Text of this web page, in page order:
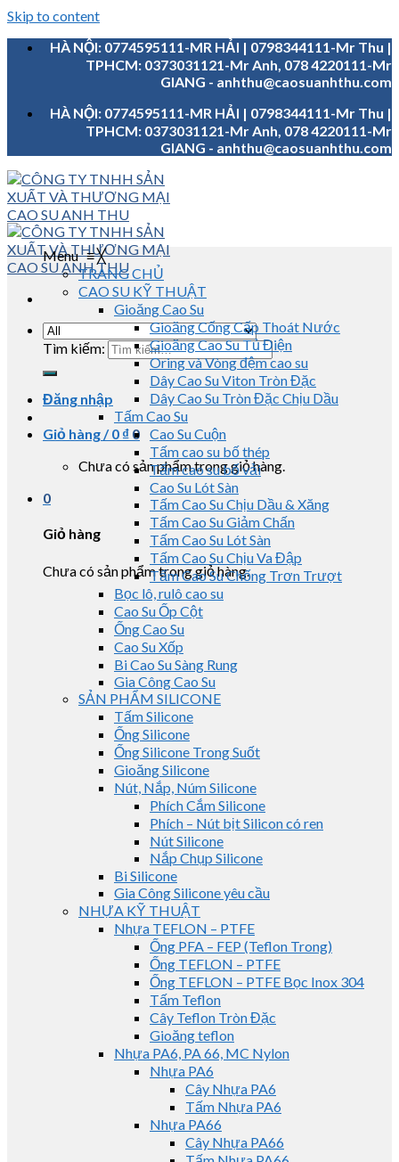
Skip to content
HÀ NỘI: 0774595111-MR HẢI | 0798344111-Mr Thu |
TPHCM: 0373031121-Mr Anh, 078 4220111-Mr
GIANG - anhthu@caosuanhthu.com
HÀ NỘI: 0774595111-MR HẢI | 0798344111-Mr Thu |
TPHCM: 0373031121-Mr Anh, 078 4220111-Mr
GIANG - anhthu@caosuanhthu.com
Tìm kiếm:
Đăng nhập
Giỏ hàng /0 ₫ 0
Chưa có sản phẩm trong giỏ hàng.
0
Giỏ hàng
Chưa có sản phẩm trong giỏ hàng.
Menu≡╳
TRANG CHỦ
CAO SU KỸ THUẬT
Gioăng Cao Su
Gioăng Cống Cấp Thoát Nước
Gioăng Cao Su Tủ Điện
Oring và Vòng đệm cao su
Dây Cao Su Viton Tròn Đặc
Dây Cao Su Tròn Đặc Chịu Dầu
Tấm Cao Su
Cao Su Cuộn
Tấm cao su bố thép
Tấm cao su bố vải
Cao Su Lót Sàn
Tấm Cao Su Chịu Dầu & Xăng
Tấm Cao Su Giảm Chấn
Tấm Cao Su Lót Sàn
Tấm Cao Su Chịu Va Đập
Tấm Cao Su Chống Trơn Trượt
Bọc lô, rulô cao su
Cao Su Ốp Cột
Ống Cao Su
Cao Su Xốp
Bi Cao Su Sàng Rung
Gia Công Cao Su
SẢN PHẨM SILICONE
Tấm Silicone
Ống Silicone
Ống Silicone Trong Suốt
Gioăng Silicone
Nút, Nắp, Núm Silicone
Phích Cắm Silicone
Phích – Nút bịt Silicon có ren
Nút Silicone
Nắp Chụp Silicone
Bi Silicone
Gia Công Silicone yêu cầu
NHỰA KỸ THUẬT
Nhựa TEFLON – PTFE
Ống PFA – FEP (Teflon Trong)
Ống TEFLON – PTFE
Ống TEFLON – PTFE Bọc Inox 304
Tấm Teflon
Cây Teflon Tròn Đặc
Gioăng teflon
Nhựa PA6, PA 66, MC Nylon
Nhựa PA6
Cây Nhựa PA6
Tấm Nhựa PA6
Nhựa PA66
Cây Nhựa PA66